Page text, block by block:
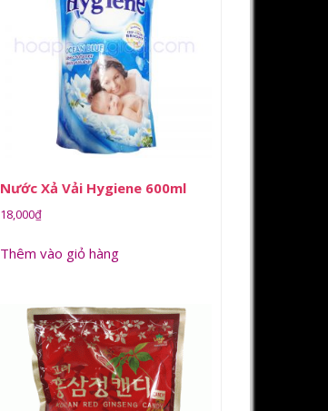
Nước Xả Vải Hygiene 600ml
18,000₫
Thêm vào giỏ hàng